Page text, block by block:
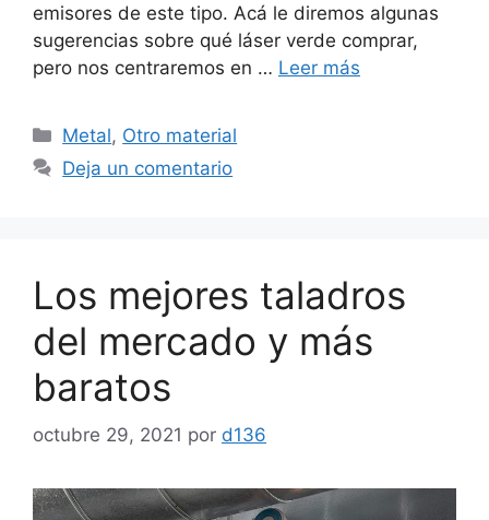
emisores de este tipo. Acá le diremos algunas
sugerencias sobre qué láser verde comprar,
pero nos centraremos en … Leer más
Categorías
Metal, Otro material
Deja un comentario
Los mejores taladros
del mercado y más
baratos
octubre 29, 2021 por d136